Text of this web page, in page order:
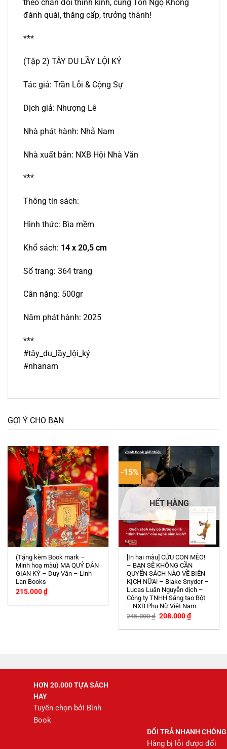
theo chân đội thỉnh kinh, cùng Tôn Ngộ Không
đánh quái, thăng cấp, trưởng thành!
***
(Tập 2) TÂY DU LẦY LỘI KÝ
Tác giả: Trần Lỗi & Cộng Sự
Dịch giả: Nhượng Lê
Nhà phát hành: Nhã Nam
Nhà xuất bản: NXB Hội Nhà Văn
***
Thông tin sách:
Hình thức: Bìa mềm
Khổ sách: 14 x 20,5 cm
Số trang: 364 trang
Cân nặng: 500gr
Năm phát hành: 2025
***
#tây_du_lầy_lội_ký
#nhanam
GỢI Ý CHO BẠN
(Tặng kèm Book mark –
Minh hoạ màu) MA QUỶ DÂN
GIAN KÝ – Duy Văn – Linh
Lan Books
215.000₫
-15%
HẾT HÀNG
[In hai màu] CỨU CON MÈO!
– BẠN SẼ KHÔNG CẦN
QUYỂN SÁCH NÀO VỀ BIÊN
KỊCH NỮA! – Blake Snyder –
Lucas Luân Nguyễn dịch –
Công ty TNHH Sáng tạo Bột
– NXB Phụ Nữ Việt Nam.
245.000₫ Giá
gốc
là:
208.000₫Giá
hiện
tại
HƠN 20.000 TỰA SÁCH
HAY
Tuyển chọn bởi Bình
Book
ĐỔI TRẢ NHANH CHÓNG
Hàng bị lỗi được đổi